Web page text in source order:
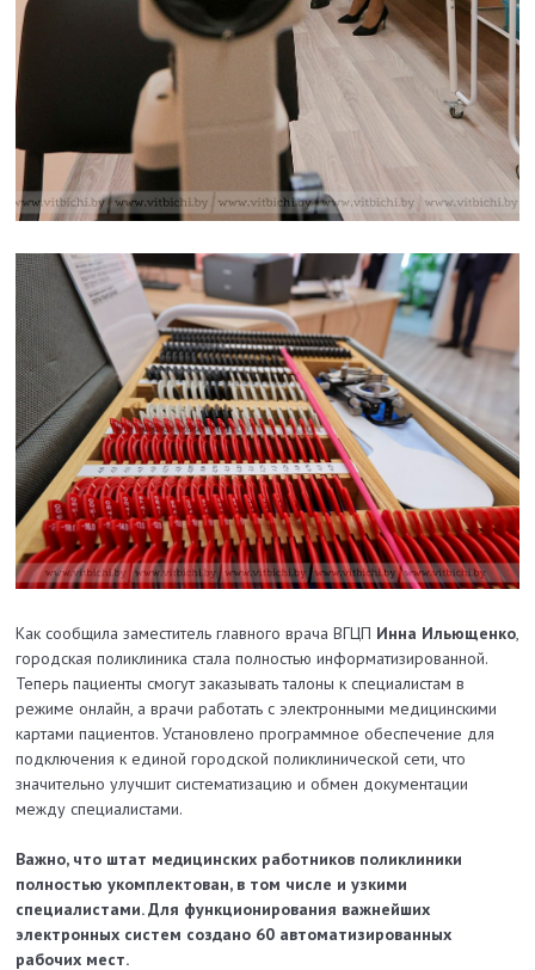
Как сообщила заместитель главного врача ВГЦП Инна Ильющенко,
городская поликлиника стала полностью информатизированной.
Теперь пациенты смогут заказывать талоны к специалистам в
режиме онлайн, а врачи работать с электронными медицинскими
картами пациентов. Установлено программное обеспечение для
подключения к единой городской поликлинической сети, что
значительно улучшит систематизацию и обмен документации
между специалистами.
Важно, что штат медицинских работников поликлиники
полностью укомплектован, в том числе и узкими
специалистами. Для функционирования важнейших
электронных систем создано 60 автоматизированных
рабочих мест.